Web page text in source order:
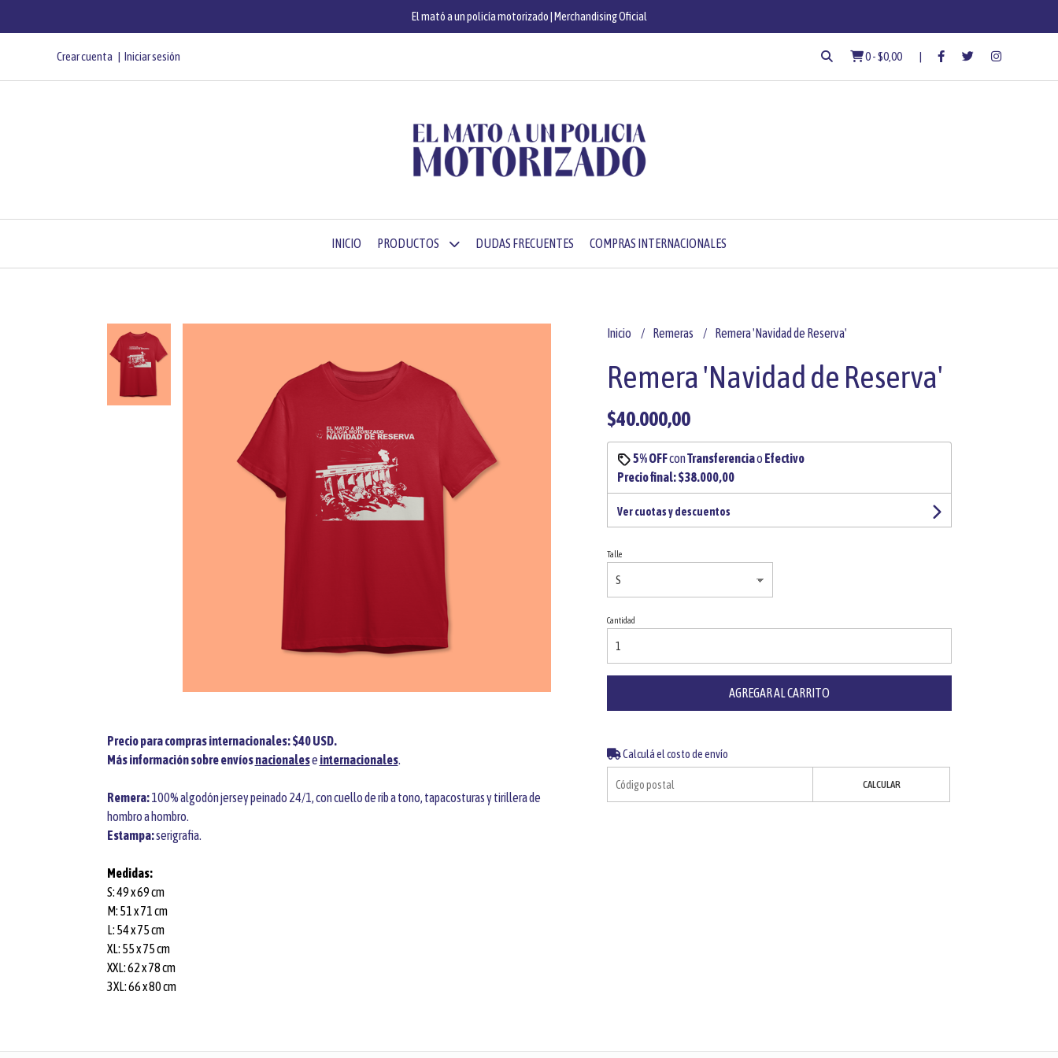
El mató a un policía motorizado | Merchandising Oficial
Crear cuenta Iniciar sesión 0-$0,00
INICIO PRODUCTOS DUDAS FRECUENTES COMPRAS INTERNACIONALES
Precio para compras internacionales: $40 USD.
Más información sobre envíosnacionalese internacionales.
Remera:100% algodón jersey peinado 24/1, con cuello de rib a tono, tapacosturas y tirillera de
hombro a hombro.
Estampa:serigrafia.
Medidas:
S: 49 x 69 cm
M: 51 x 71 cm
L: 54 x 75 cm
XL: 55 x 75 cm
XXL: 62 x 78 cm
3XL: 66 x 80 cm
Inicio Remeras Remera 'Navidad de Reserva'
Remera 'Navidad de Reserva'
$40.000,00
5% OFFconTransferenciao Efectivo
Precio final:$38.000,00
Ver cuotas y descuentos
Talle
Cantidad
AGREGAR AL CARRITO
Calculá el costo de envío
CALCULAR